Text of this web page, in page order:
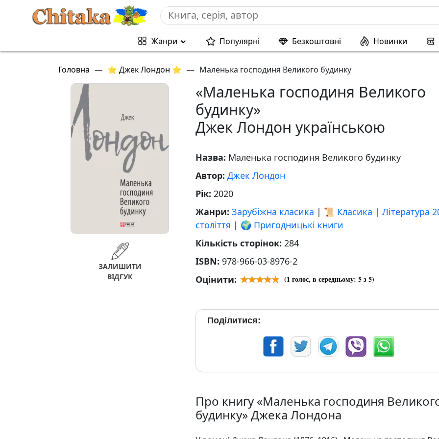
Жанри Популярні Безкоштовні Новинки
Головна — ⭐ Джек Лондон ⭐ — Маленька господиня Великого будинку
ЗАЛИШИТИ
ВІДГУК
«Маленька господиня Великого
будинку»
Джек Лондон українською
Назва: Маленька господиня Великого будинку
Автор: Джек Лондон
Рік: 2020
Жанри: Зарубіжна класика | 📜 Класика | Література
століття | 🌍 Пригодницькі книги
Кількість сторінок: 284
ISBN: 978-966-03-8976-2
Оцінити:
(1 голос, в середньому: 5з 5)
Поділитися:
Про книгу «Маленька господиня
будинку» Джека Лондона